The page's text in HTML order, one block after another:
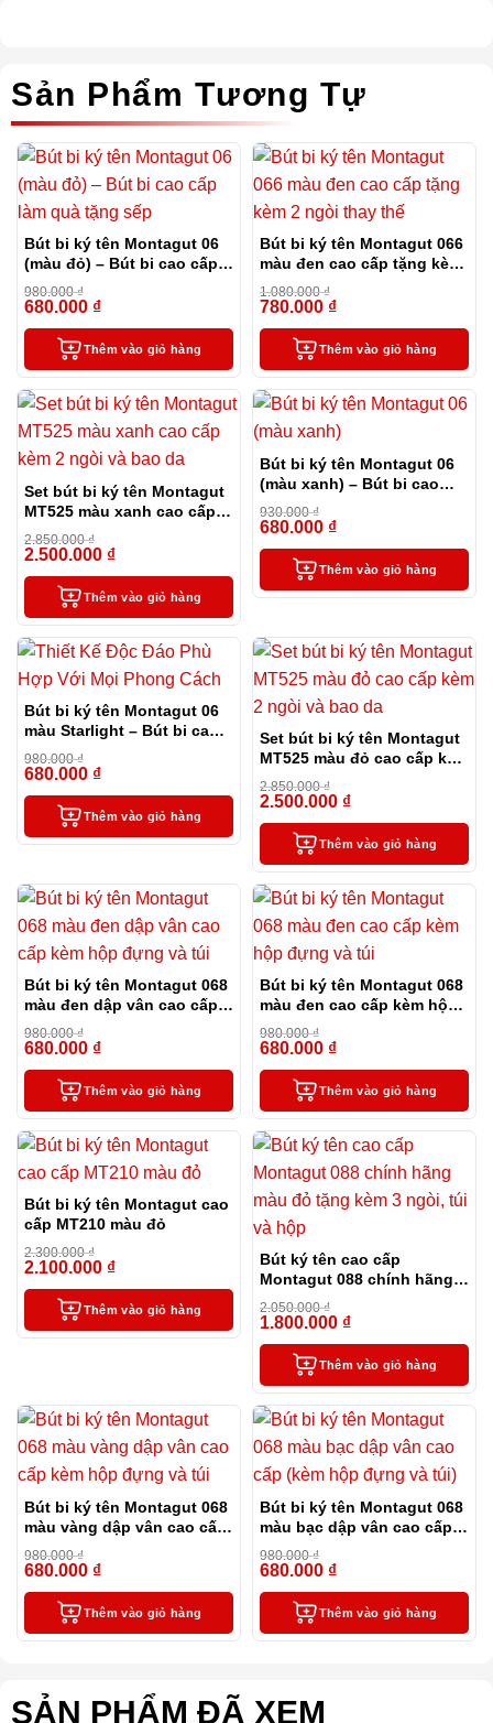
Sản Phẩm Tương Tự
Bút bi ký tên Montagut 06
(màu đỏ) – Bút bi cao cấp
làm quà tặng sếp
980.000₫
680.000 ₫
Thêm vào giỏ hàng
Bút bi ký tên Montagut 066
màu đen cao cấp tặng kèm
2 ngòi thay thế
1.080.000₫
780.000 ₫
Thêm vào giỏ hàng
Set bút bi ký tên Montagut
MT525 màu xanh cao cấp
kèm 2 ngòi và bao da
2.850.000₫
2.500.000 ₫
Thêm vào giỏ hàng
Bút bi ký tên Montagut 06
(màu xanh) – Bút bi cao
cấp làm quà tặng sếp
930.000₫
680.000 ₫
Thêm vào giỏ hàng
Bút bi ký tên Montagut 06
màu Starlight – Bút bi cao
cấp làm quà tặng sếp
980.000₫
680.000 ₫
Thêm vào giỏ hàng
Set bút bi ký tên Montagut
MT525 màu đỏ cao cấp kèm
2 ngòi và bao da
2.850.000₫
2.500.000 ₫
Thêm vào giỏ hàng
Bút bi ký tên Montagut 068
màu đen dập vân cao cấp
kèm hộp đựng và túi
980.000₫
680.000 ₫
Thêm vào giỏ hàng
Bút bi ký tên Montagut 068
màu đen cao cấp kèm hộp
đựng và túi
980.000₫
680.000 ₫
Thêm vào giỏ hàng
Bút bi ký tên Montagut cao
cấp MT210 màu đỏ
2.300.000₫
2.100.000 ₫
Thêm vào giỏ hàng
Bút ký tên cao cấp
Montagut 088 chính hãng
màu đỏ tặng kèm 3 ngòi,
túi và hộp
2.050.000₫
1.800.000 ₫
Thêm vào giỏ hàng
Bút bi ký tên Montagut 068
màu vàng dập vân cao cấp
kèm hộp đựng và túi
980.000₫
680.000 ₫
Thêm vào giỏ hàng
Bút bi ký tên Montagut 068
màu bạc dập vân cao cấp
(kèm hộp đựng và túi)
980.000₫
680.000 ₫
Thêm vào giỏ hàng
SẢN PHẨM ĐÃ XEM